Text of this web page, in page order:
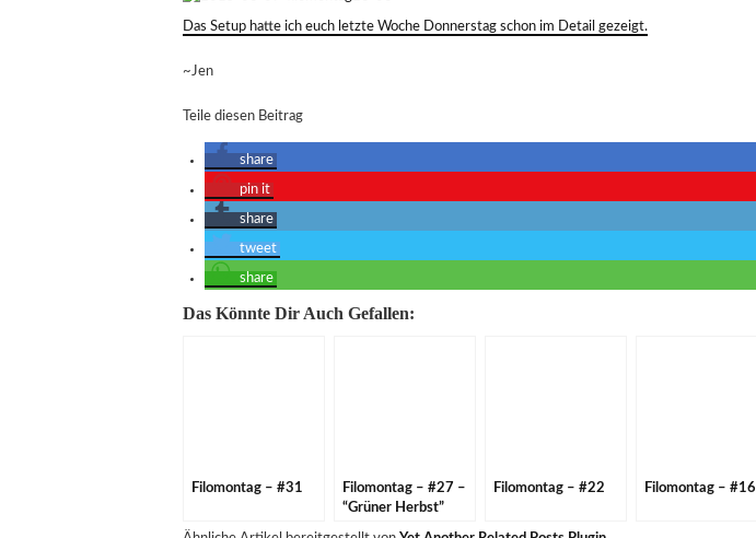
Das Setup hatte ich euch letzte Woche Donnerstag schon im Detail gezeigt.
~Jen
Teile diesen Beitrag
share
pin it
share
tweet
share
Das Könnte Dir Auch Gefallen:
Filomontag – #31
Filomontag – #27 –
“Grüner Herbst”
Filomontag – #22 Filomontag – #16